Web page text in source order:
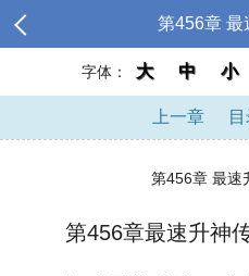
第456章 最
字体： 大 中 小
上一章
第456章 最速
第456章最速升神